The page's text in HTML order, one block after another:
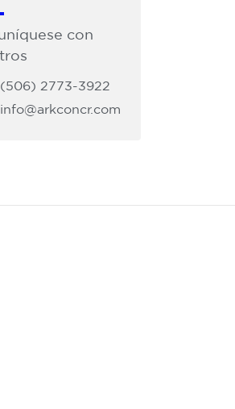
con
(506) 2773-3922
info@arkconcr.com